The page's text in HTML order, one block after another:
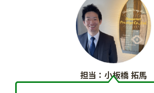
担当：小板橋 拓馬